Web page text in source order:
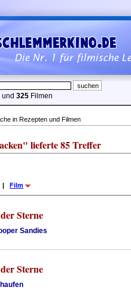
und 325 Filmen
in Rezepten und Filmen
lieferte 85 Treffer
| Film
Sterne
Sandies
Sterne